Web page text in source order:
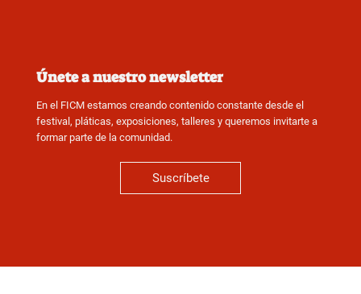
Únete a nuestro newsletter
En el FICM estamos creando contenido constante desde el
festival, pláticas, exposiciones, talleres y queremos invitarte a
formar parte de la comunidad.
Suscríbete